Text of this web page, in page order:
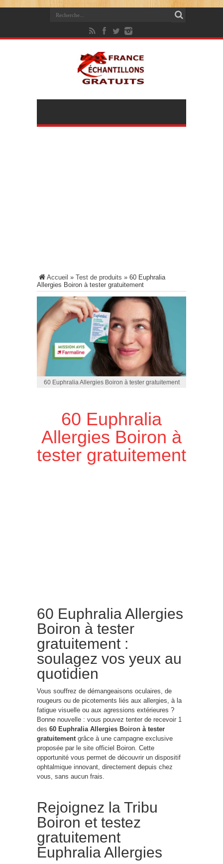
Accueil » Test de produits » 60 Euphralia
Allergies Boiron à tester gratuitement
60 Euphralia Allergies Boiron à tester gratuitement
60 Euphralia
Allergies Boiron à
tester gratuitement
60 Euphralia Allergies
Boiron à tester
gratuitement :
soulagez vos yeux au
quotidien
Vous souffrez de démangeaisons oculaires, de
rougeurs ou de picotements liés aux allergies, à la
fatigue visuelle ou aux agressions extérieures ?
Bonne nouvelle : vous pouvez tenter de recevoir 1
des 60 Euphralia Allergies Boiron à tester
gratuitement grâce à une campagne exclusive
proposée par le site officiel Boiron. Cette
opportunité vous permet de découvrir un dispositif
ophtalmique innovant, directement depuis chez
vous, sans aucun frais.
Rejoignez la Tribu
Boiron et testez
gratuitement
Euphralia Allergies